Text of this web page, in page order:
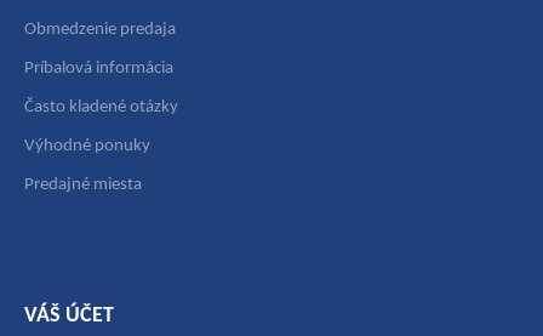
Obmedzenie predaja
Príbalová informácia
Často kladené otázky
Výhodné ponuky
Predajné miesta
VÁŠ ÚČET